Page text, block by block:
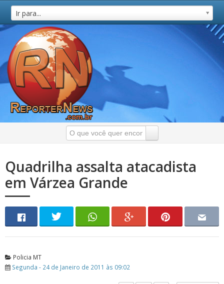
Ir para...
Quadrilha assalta atacadista
em Várzea Grande
Policia MT
Segunda - 24 de Janeiro de 2011 às 09:02